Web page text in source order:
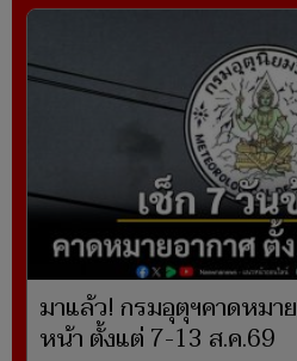
มาแล้ว! กรมอุตุฯคาดหมา
หน้า ตั้งแต่ 7-13 ส.ค.69